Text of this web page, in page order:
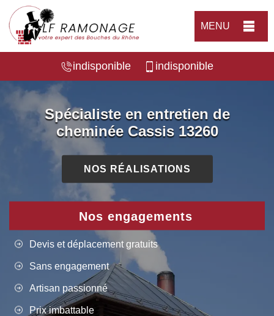
MENU
indisponible indisponible
Spécialiste en entretien de
cheminée Cassis 13260
NOS RÉALISATIONS
Nos engagements
Devis et déplacement gratuits
Sans engagement
Artisan passionné
Prix imbattable